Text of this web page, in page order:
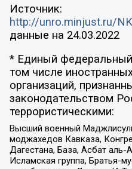
Источник:
http://unro.minjust.ru/
данные на 24.03.2022
* Единый федеральный
том числе
организаций,
законодательством
террористическими:
Высший военный
моджахедов Кавказа,
Дагестана, База, Асбат аль-
Исламская группа, Братья-